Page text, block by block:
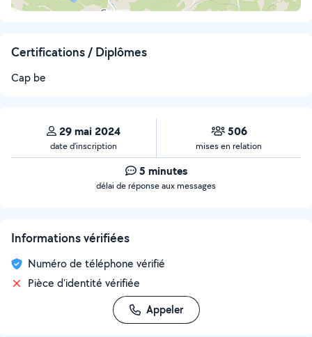
Certifications / Diplômes
Cap be
29 mai 2024
date d’inscription
506
mises en relation
5 minutes
délai de réponse aux messages
Informations vérifiées
Numéro de téléphone vérifié
Pièce d'identité vérifiée
Appeler